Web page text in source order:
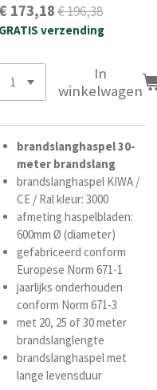
€ 173,18€ 196,38
GRATIS verzending
In
winkelwagen
brandslanghaspel30-
meter brandslang
brandslanghaspel KIWA /
CE / Ral kleur: 3000
afmeting haspelbladen:
600mm Ø (diameter)
gefabriceerd conform
Europese Norm 671-1
jaarlijks onderhouden
conform Norm 671-3
met 20, 25 of 30meter
brandslanglengte
brandslanghaspel met
lange levensduur